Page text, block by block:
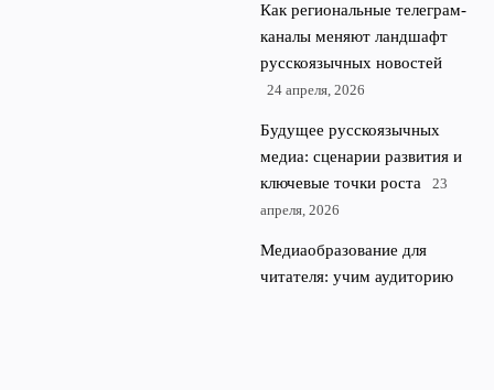
Как региональные телеграм-
каналы меняют ландшафт
русскоязычных новостей
24 апреля, 2026
Будущее русскоязычных
медиа: сценарии развития и
ключевые точки роста
23
апреля, 2026
Медиаобразование для
читателя: учим аудиторию